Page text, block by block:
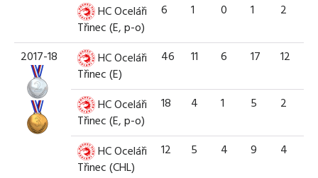
HC Oceláři
Třinec (E, p-o)
6 1 0 1 2
2017-18
HC Oceláři
Třinec (E)
46 11 6 17 12
HC Oceláři
Třinec (E, p-o)
18 4 1 5 2
HC Oceláři
Třinec (CHL)
12 5 4 9 4